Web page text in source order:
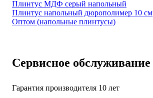
Плинтус МДФ серый напольный
Плинтус напольный дюрополимер 10 см
Оптом (напольные плинтусы)
Сервисное обслуживание
Гарантия производителя 10 лет